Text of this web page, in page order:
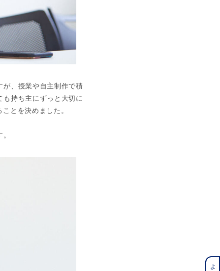
が、授業や自主制作で積
持ち主にずっと大切に
とを決めました。